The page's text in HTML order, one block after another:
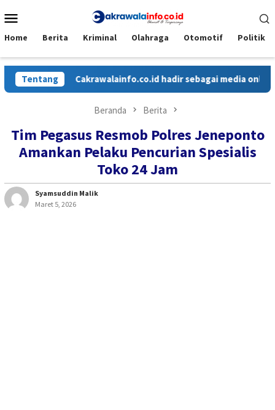
ke
Mobile
Home Berita Kriminal Olahraga Otomotif Politik
TentangCakrawalainfo.co.id hadir sebagai media online
Beranda Berita
Tim Pegasus Resmob Polres Jeneponto
Amankan Pelaku Pencurian Spesialis
Toko 24 Jam
Syamsuddin Malik
Maret 5, 2026